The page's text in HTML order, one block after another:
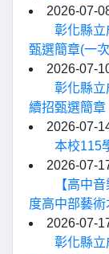
2026-07-
彰化縣立
甄選簡章(一
2026-07-
彰化縣立
續招甄選簡章
2026-07-
本校115
2026-07-
【高中
度高中部藝術
2026-07-
彰化縣立